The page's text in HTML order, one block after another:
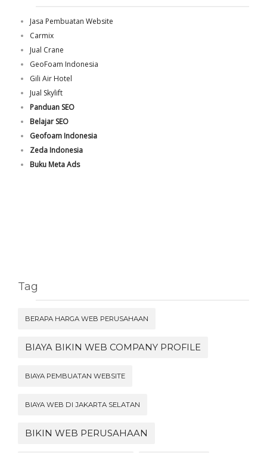
Jasa Pembuatan Website
Carmix
Jual Crane
GeoFoam Indonesia
Gili Air Hotel
Jual Skylift
Panduan SEO
Belajar SEO
Geofoam Indonesia
Zeda Indonesia
Buku Meta Ads
Tag
BERAPA HARGA WEB PERUSAHAAN
BIAYA BIKIN WEB COMPANY PROFILE
BIAYA PEMBUATAN WEBSITE
BIAYA WEB DI JAKARTA SELATAN
BIKIN WEB PERUSAHAAN